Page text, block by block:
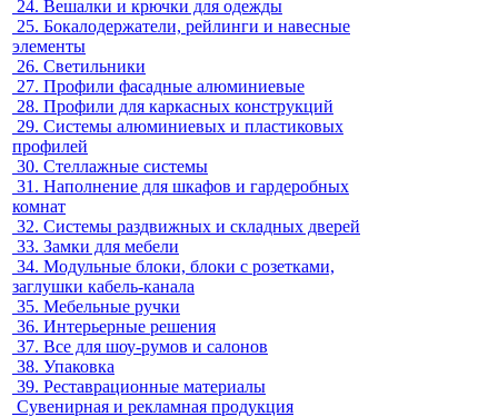
24. Вешалки и крючки для одежды
25. Бокалодержатели, рейлинги и навесные
элементы
26. Светильники
27. Профили фасадные алюминиевые
28. Профили для каркасных конструкций
29. Системы алюминиевых и пластиковых
профилей
30. Стеллажные системы
31. Наполнение для шкафов и гардеробных
комнат
32. Системы раздвижных и складных дверей
33. Замки для мебели
34. Модульные блоки, блоки с розетками,
заглушки кабель-канала
35. Мебельные ручки
36. Интерьерные решения
37. Все для шоу-румов и салонов
38. Упаковка
39. Реставрационные материалы
Сувенирная и рекламная продукция